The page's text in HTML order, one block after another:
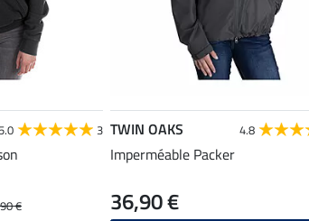
5.0 3
€
TWIN OAKS 4.8
Imperméable Packer
36,90 €